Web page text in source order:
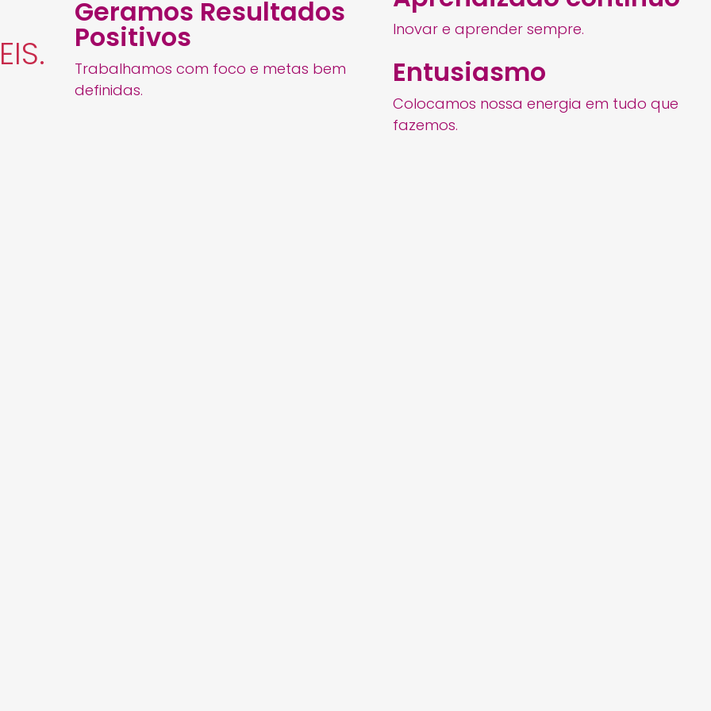
Geramos Resultados
Positivos
Trabalhamos com foco e metas bem
definidas.
Inovar e aprender sempre.
Entusiasmo
Colocamos nossa energia em tudo que
fazemos.